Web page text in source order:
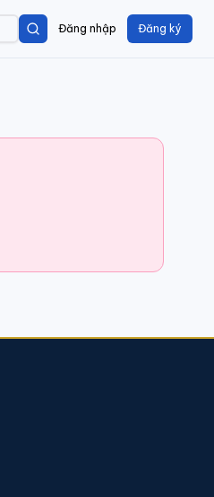
Đăng nhập Đăng ký